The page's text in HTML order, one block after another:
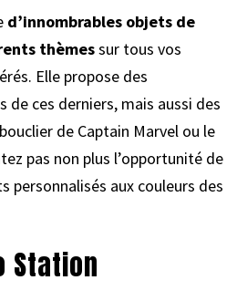
d’innombrables objets de
thèmessur tous vos
Elle propose des
ces derniers, mais aussi des
de Captain Marvel ou le
pas non plus l’opportunité de
personnalisés aux couleurs des
Station